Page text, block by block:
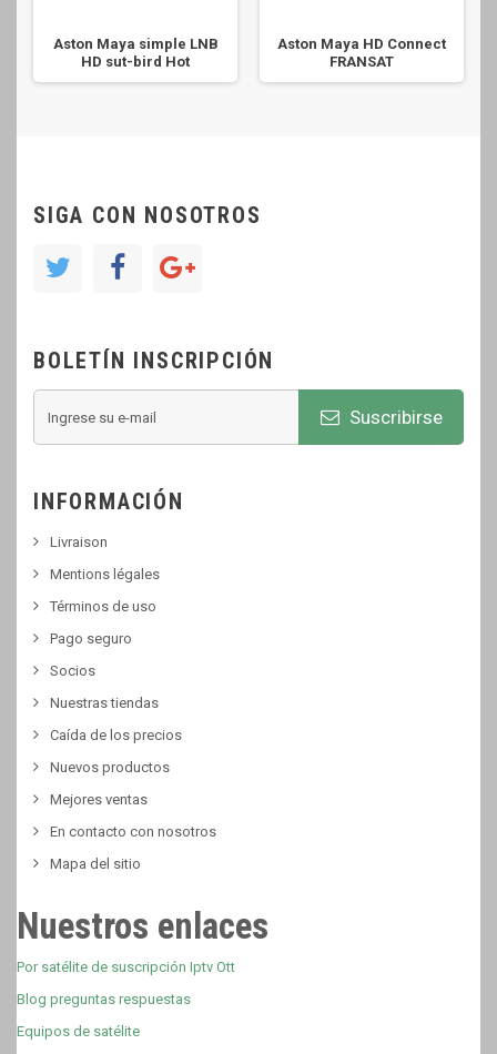
Aston Maya simple LNB
HD sut-bird Hot
Aston Maya HD Connect
FRANSAT
SIGA CON NOSOTROS
BOLETÍN INSCRIPCIÓN
Suscribirse
INFORMACIÓN
Livraison
Mentions légales
Términos de uso
Pago seguro
Socios
Nuestras tiendas
Caída de los precios
Nuevos productos
Mejores ventas
En contacto con nosotros
Mapa del sitio
Nuestros enlaces
Por satélite de suscripción Iptv Ott
Blog preguntas respuestas
Equipos de satélite